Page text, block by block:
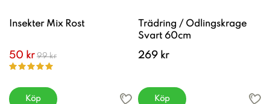
Insekter Mix Rost
50 kr 99 kr
Köp
Trädring / Odlingskrage
Svart 60cm
269 kr
Köp